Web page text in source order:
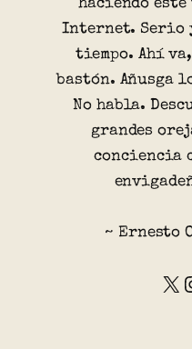
haciendo
Internet. Serio
tiempo. Ahí
bastón. Añusga
No habla.
grandes
conciencia
~ Ernesto
X